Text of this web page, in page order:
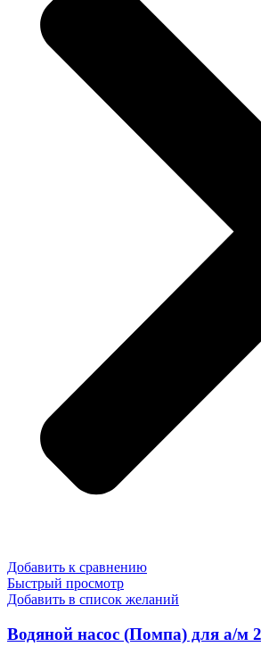
Добавить к сравнению
Быстрый просмотр
Добавить в список желаний
Водяной насос (Помпа) для а/м